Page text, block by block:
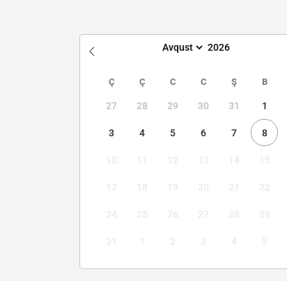
Ç Ç C C Ş B
27 28 29 30 31 1
3 4 5 6 7 8